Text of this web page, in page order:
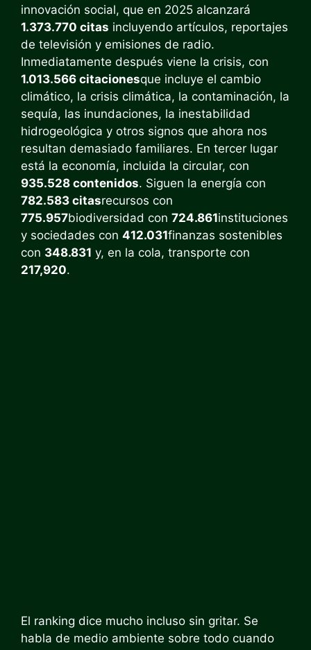
innovación social, que en 2025 alcanzará
1.373.770 citas incluyendo artículos, reportajes
de televisión y emisiones de radio.
Inmediatamente después viene la crisis, con
1.013.566 citacionesque incluye el cambio
climático, la crisis climática, la contaminación, la
sequía, las inundaciones, la inestabilidad
hidrogeológica y otros signos que ahora nos
resultan demasiado familiares. En tercer lugar
está la economía, incluida la circular, con
935.528 contenidos. Siguen la energía con
782.583 citasrecursos con
775.957biodiversidad con 724.861instituciones
y sociedades con 412.031finanzas sostenibles
con 348.831 y, en la cola, transporte con
217,920.
El ranking dice mucho incluso sin gritar. Se
habla de medio ambiente sobre todo cuando